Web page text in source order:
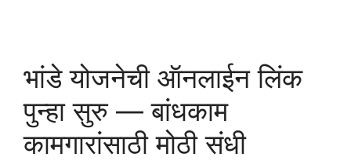
भांडे योजनेची ऑनलाईन लिंक
पुन्हा सुरु — बांधकाम
कामगारांसाठी मोठी संधी